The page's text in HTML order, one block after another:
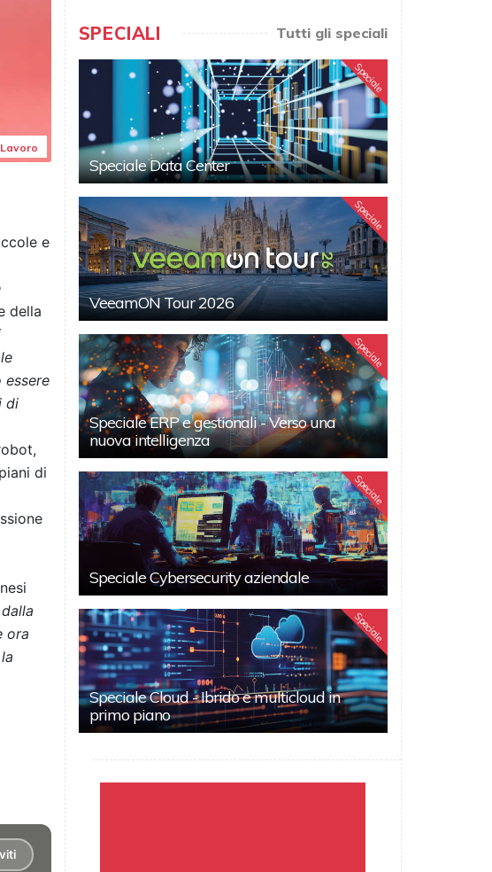
e
della
essere
di
di
ora
SPECIALI Tutti gli speciali
Speciale
Speciale Data Center
Speciale
VeeamON Tour 2026
Speciale
Speciale ERP e gestionali - Verso una
nuova intelligenza
Speciale
Speciale Cybersecurity aziendale
Speciale
Speciale Cloud - Ibrido e multicloud in
primo piano